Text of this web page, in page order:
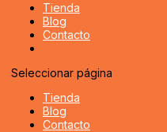
Tienda
Blog
Contacto
Seleccionar página
Tienda
Blog
Contacto